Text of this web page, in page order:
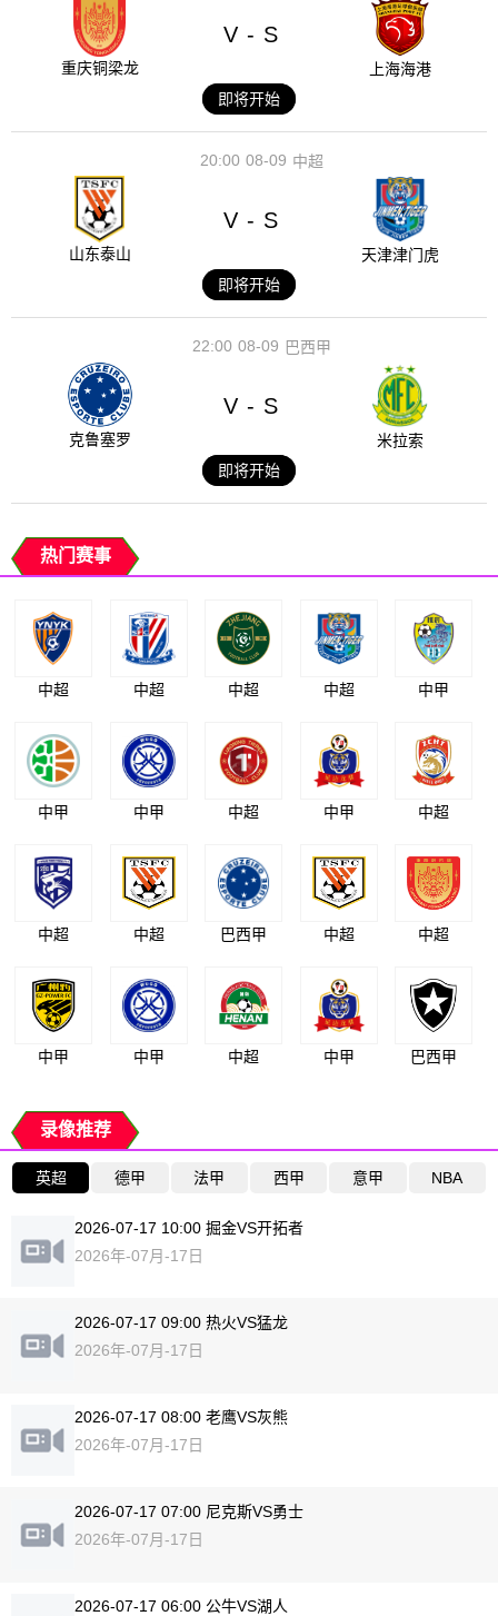
重庆铜梁龙
V - S
上海海港
即将开始
08-09
20:00 中超
山东泰山
V - S
天津津门虎
即将开始
08-09
22:00 巴西甲
克鲁塞罗
V - S
米拉索
即将开始
热门赛事
中超 中超 中超 中超 中甲
中甲 中甲 中超 中甲 中超
中超 中超 巴西甲 中超 中超
中甲 中甲 中超 中甲 巴西甲
录像推荐
英超 德甲 法甲 西甲 意甲 NBA
2026-07-17 10:00 掘金VS开拓者
2026年-07月-17日
2026-07-17 09:00 热火VS猛龙
2026年-07月-17日
2026-07-17 08:00 老鹰VS灰熊
2026年-07月-17日
2026-07-17 07:00 尼克斯VS勇士
2026年-07月-17日
2026-07-17 06:00 公牛VS湖人